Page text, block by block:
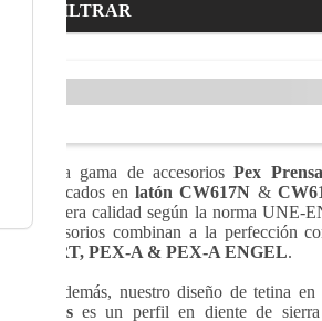
FILTRAR
La gama de accesoriosPex
fabricados enlatón CW617N &
primera calidad según la norma UNE-
accesorios combinan a la perfección
PERT, PEX-A & PEX-A ENGEL.
Además, nuestro diseño de tetina
Presses un perfil en diente de